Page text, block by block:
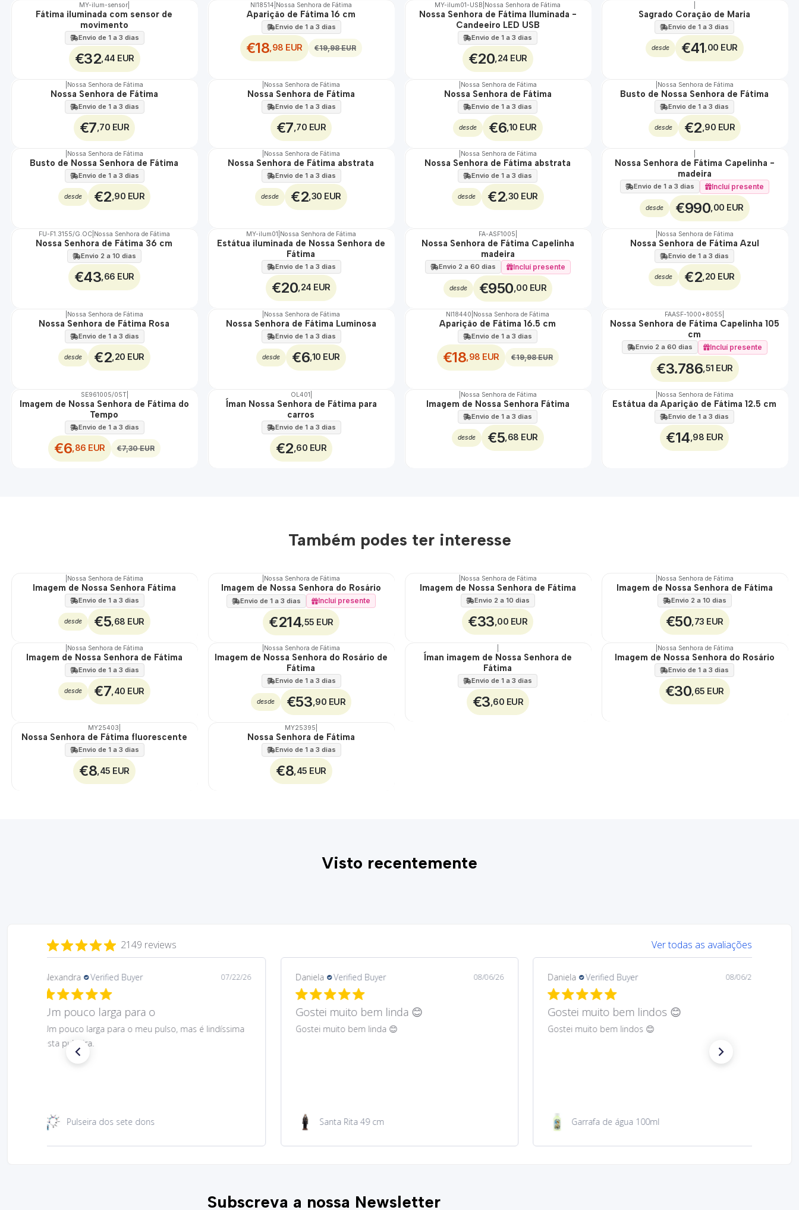
🇵🇹
EXCLUSIVO
MY-ilum-sensor
Fátima iluminada com sensor de
movimento
Envio de 1 a 3 dias
€32 ,44 EUR
DESCONTO
NI18514 Nossa Senhora de Fátima
Aparição de Fátima 16 cm
Envio de 1 a 3 dias
€18 ,98 EUR €19,98 EUR
🇵🇹
EXCLUSIVO
MY-ilum01-USB Nossa Senhora de Fátima
Nossa Senhora de Fátima Iluminada -
Candeeiro LED USB
Envio de 1 a 3 dias
€20 ,24 EUR
Sagrado Coração de Maria
Envio de 1 a 3 dias
desde €41 ,00 EUR
Nossa Senhora de Fátima
Nossa Senhora de Fátima
Envio de 1 a 3 dias
€7 ,70 EUR
Nossa Senhora de Fátima
Nossa Senhora de Fátima
Envio de 1 a 3 dias
€7 ,70 EUR
Nossa Senhora de Fátima
Nossa Senhora de Fátima
Envio de 1 a 3 dias
desde €6 ,10 EUR
Não Disponível
Nossa Senhora de Fátima
Busto de Nossa Senhora de Fátima
Envio de 1 a 3 dias
desde €2 ,90 EUR
Nossa Senhora de Fátima
Busto de Nossa Senhora de Fátima
Envio de 1 a 3 dias
desde €2 ,90 EUR
Nossa Senhora de Fátima
Nossa Senhora de Fátima abstrata
Envio de 1 a 3 dias
desde €2 ,30 EUR
Nossa Senhora de Fátima
Nossa Senhora de Fátima abstrata
Envio de 1 a 3 dias
desde €2 ,30 EUR
🇵🇹
EXCLUSIVO
Nossa Senhora de Fátima Capelinha -
madeira
Envio de 1 a 3 dias Incluí presente
desde €990 ,00 EUR
🇵🇹
FU-F1.3155/G.OC Nossa Senhora de Fátima
Nossa Senhora de Fátima 36 cm
Envio 2 a 10 dias
€43 ,66 EUR
🇵🇹
MY-ilum01 Nossa Senhora de Fátima
Estátua iluminada de Nossa Senhora de
Fátima
Envio de 1 a 3 dias
€20 ,24 EUR
🇵🇹
TOP
FA-ASF1005
Nossa Senhora de Fátima Capelinha
madeira
Envio 2 a 60 dias Incluí presente
desde €950 ,00 EUR
Nossa Senhora de Fátima
Nossa Senhora de Fátima Azul
Envio de 1 a 3 dias
desde €2 ,20 EUR
TOP
Nossa Senhora de Fátima
Nossa Senhora de Fátima Rosa
Envio de 1 a 3 dias
desde €2 ,20 EUR
Não Disponível
Nossa Senhora de Fátima
Nossa Senhora de Fátima Luminosa
Envio de 1 a 3 dias
desde €6 ,10 EUR
DESCONTO
NI18440 Nossa Senhora de Fátima
Aparição de Fátima 16.5 cm
Envio de 1 a 3 dias
€18 ,98 EUR €19,98 EUR
🇵🇹
TOP
FAASF-1000+8055
Nossa Senhora de Fátima Capelinha 105
cm
Envio 2 a 60 dias Incluí presente
€3.786 ,51 EUR
DESCONTO
SE961005/05T|
Imagem de Nossa Senhora de Fátima do
Tempo
Envio de 1 a 3 dias
€6 ,86 EUR €7,30 EUR
TOP
OL401
Íman Nossa Senhora de Fátima para
carros
Envio de 1 a 3 dias
€2 ,60 EUR
Nossa Senhora de Fátima
Imagem de Nossa Senhora Fátima
Envio de 1 a 3 dias
desde €5 ,68 EUR
Nossa Senhora de Fátima
Estátua da Aparição de Fátima 12.5 cm
Envio de 1 a 3 dias
€14 ,98 EUR
Também podes ter interesse
Nossa Senhora de Fátima
Imagem de Nossa Senhora Fátima
Envio de 1 a 3 dias
desde €5 ,68 EUR
Nossa Senhora de Fátima
Imagem de Nossa Senhora do Rosário
Envio de 1 a 3 dias Incluí presente
€214 ,55 EUR
Nossa Senhora de Fátima
Imagem de Nossa Senhora de Fátima
Envio 2 a 10 dias
€33 ,00 EUR
Nossa Senhora de Fátima
Imagem de Nossa Senhora de Fátima
Envio 2 a 10 dias
€50 ,73 EUR
Nossa Senhora de Fátima
Imagem de Nossa Senhora de Fátima
Envio de 1 a 3 dias
desde €7 ,40 EUR
Nossa Senhora de Fátima
Imagem de Nossa Senhora do Rosário de
Fátima
Envio de 1 a 3 dias
desde €53 ,90 EUR
Íman imagem de Nossa Senhora de
Fátima
Envio de 1 a 3 dias
€3 ,60 EUR
Nossa Senhora de Fátima
Imagem de Nossa Senhora do Rosário
Envio de 1 a 3 dias
€30 ,65 EUR
MY25403
Nossa Senhora de Fátima fluorescente
Envio de 1 a 3 dias
€8 ,45 EUR
MY25395
Nossa Senhora de Fátima
Envio de 1 a 3 dias
€8 ,45 EUR
Visto recentemente
2149 reviews Ver todas as avaliações
Daniela Verified Buyer 08/06/26
Gostei muito bem linda 😊
Gostei muito bem linda 😊
Santa Rita 49 cm
Daniela Verified Buyer 08/06/26
Gostei muito bem lindos 😊
Gostei muito bem lindos 😊
Garrafa de água 100ml
Mary Verified Buyer 08/05/26
Hard to find Saint
Absolutely wonderful!
São Jacinto 23 cm
Subscreva a nossa Newsletter